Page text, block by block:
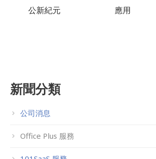
公新紀元
應用
新聞分類
公司消息
Office Plus 服務